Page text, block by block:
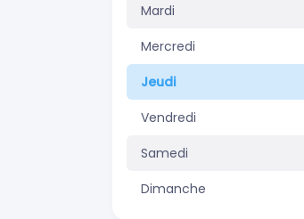
Mardi
Mercredi
Jeudi
Vendredi
Samedi
Dimanche